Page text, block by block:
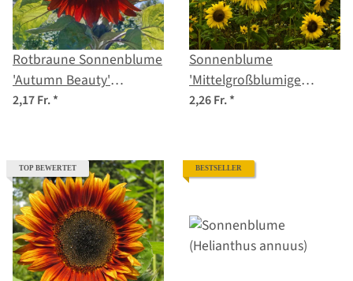
Rotbraune Sonnenblume
'Autumn Beauty'
(Helianthus annuus)
2,17 Fr.*
Sonnenblume
'Mittelgroßblumige
Gelbe' (Helianthus
2,26 Fr.*
TOP BEWERTET BESTSELLER